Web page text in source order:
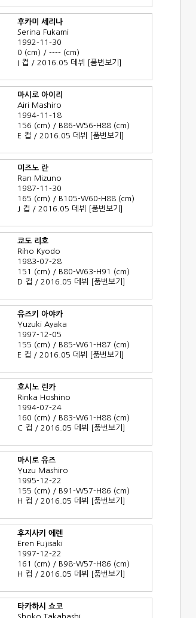
후카미 세리나
Serina Fukami
1992-11-30
0 (cm) / ---- (cm)
I 컵 / 2016.05 데뷔
[품번보기]
마시로 아이리
Airi Mashiro
1994-11-18
156 (cm) / B86-W56-H88 (cm)
E 컵 / 2016.05 데뷔
[품번보기]
미즈노 란
Ran Mizuno
1987-11-30
165 (cm) / B105-W60-H88 (cm)
J 컵 / 2016.05 데뷔
[품번보기]
쿄도 리호
Riho Kyodo
1983-07-28
151 (cm) / B80-W63-H91 (cm)
D 컵 / 2016.05 데뷔
[품번보기]
유즈키 아야카
Yuzuki Ayaka
1997-12-05
155 (cm) / B85-W61-H87 (cm)
E 컵 / 2016.05 데뷔
[품번보기]
호시노 린카
Rinka Hoshino
1994-07-24
160 (cm) / B83-W61-H88 (cm)
C 컵 / 2016.05 데뷔
[품번보기]
마시로 유즈
Yuzu Mashiro
1995-12-22
155 (cm) / B91-W57-H86 (cm)
H 컵 / 2016.05 데뷔
[품번보기]
후지사키 에렌
Eren Fujisaki
1997-12-22
161 (cm) / B98-W57-H86 (cm)
H 컵 / 2016.05 데뷔
[품번보기]
타카하시 쇼코